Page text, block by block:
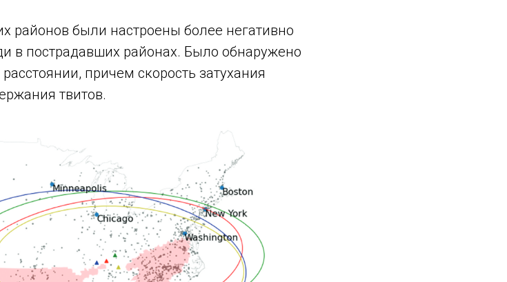
районов были настроены более негативно
в пострадавших районах. Было обнаружено
причем скорость затухания
твитов.